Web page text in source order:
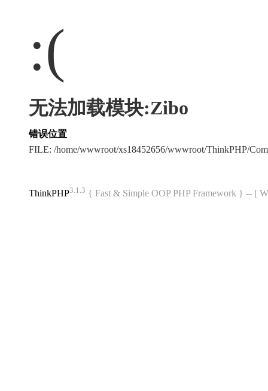
:(
无法加载模块:Zibo
错误位置
FILE: /home/wwwroot/xs18452656/wwwroot/ThinkPHP/
ThinkPHP3.1.3 { Fast & Simple OOP PHP Framework } -- [